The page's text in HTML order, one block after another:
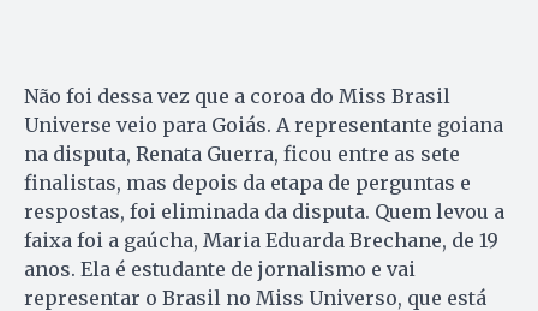
Não foi dessa vez que a coroa do Miss Brasil
Universe veio para Goiás. A representante goiana
na disputa, Renata Guerra, ficou entre as sete
finalistas, mas depois da etapa de perguntas e
respostas, foi eliminada da disputa. Quem levou a
faixa foi a gaúcha, Maria Eduarda Brechane, de 19
anos. Ela é estudante de jornalismo e vai
representar o Brasil no Miss Universo, que está